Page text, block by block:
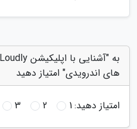
های اندرویدی" امتیاز دهید
امتیاز دهید:1
2
3